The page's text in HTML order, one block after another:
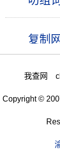
我查网
Copyright ©